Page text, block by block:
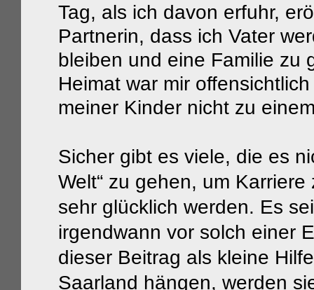
Tag, als ich davon erfuhr,
Partnerin, dass ich Vater
bleiben und eine Familie zu
Heimat war mir
meiner Kinder nicht zu
Sicher gibt es viele, die es
Welt“ zu gehen, um
sehr glücklich werden. Es
irgendwann vor solch einer
dieser Beitrag als kleine
Saarland hängen, werden